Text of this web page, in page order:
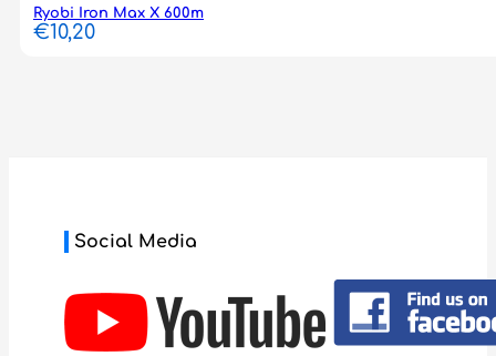
Ryobi Iron Max X 600m
€10,20
Social Media